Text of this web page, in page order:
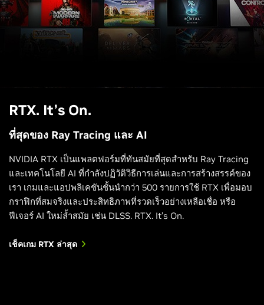
Returnal
RTX. It’s On.
ที่สุดของ Ray Tracing และ AI
NVIDIA RTX เป็นแพลตฟอร์มที่ทันสมัยที่สุดสำหรับ Ray Tracing
และเทคโนโลยี AI ที่กำลังปฏิวัติวิธีการเล่นและการสร้างสรรค์ของ
เรา เกมและแอปพลิเคชันชั้นนำกว่า 500 รายการใช้ RTX เพื่อมอบ
กราฟิกที่สมจริงและประสิทธิภาพที่รวดเร็วอย่างเหลือเชื่อ หรือ
ฟีเจอร์ AI ใหม่ล้ำสมัย เช่น DLSS. RTX. It’s On.
เช็คเกม RTX ล่าสุด